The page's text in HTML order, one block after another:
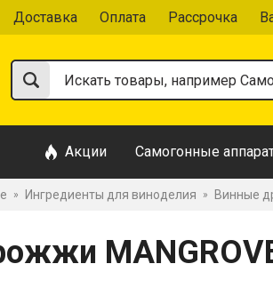
Доставка Оплата Рассрочка
Акции Самогонные
» Ингредиенты для виноделия » Винные